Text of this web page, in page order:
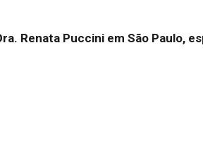
Renata Puccini em São Paulo,